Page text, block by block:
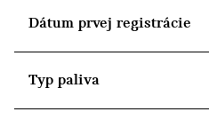
Dátum prvej registrácie
Typ paliva